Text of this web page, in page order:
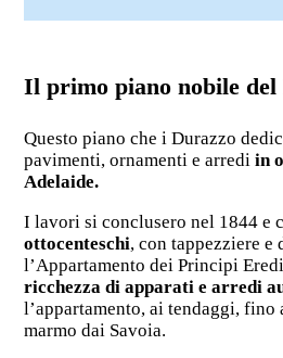
Il primo piano nobile del
Questo piano che i Durazzo
pavimenti, ornamenti e arredi in
Adelaide.
I lavori si conclusero nel 1844 e
ottocenteschi, con tappezziere
l’Appartamento dei Principi
ricchezza di apparati e arredi
l’appartamento, ai tendaggi,
marmo dai Savoia.